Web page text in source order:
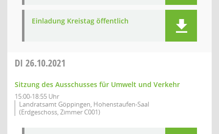
Einladung Kreistag öffentlich
DI 26.10.2021
Sitzung des Ausschusses für Umwelt und Verkehr
15:00-18:55 Uhr
Landratsamt Göppingen, Hohenstaufen-Saal
(Erdgeschoss, Zimmer C001)